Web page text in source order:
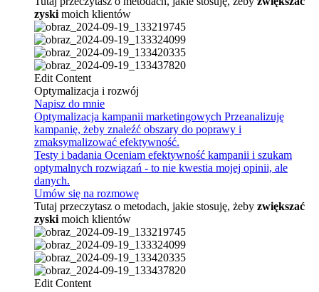
zyski moich klientów
Edit Content
Optymalizacja i rozwój
Napisz do mnie
Optymalizacja kampanii marketingowych Przeanalizuję
kampanię, żeby znaleźć obszary do poprawy i
zmaksymalizować efektywność.
Testy i badania Oceniam efektywność kampanii i szukam
optymalnych rozwiązań - to nie kwestia mojej opinii, ale
danych.
Umów się na rozmowę
Tutaj przeczytasz o metodach, jakie stosuję, żeby zwiększać
zyski moich klientów
Edit Content